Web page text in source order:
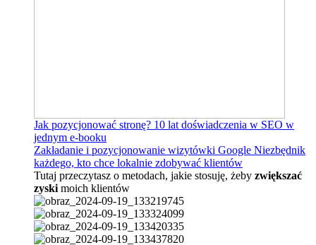
Jak pozycjonować stronę? 10 lat doświadczenia w SEO w
jednym e-booku
Zakładanie i pozycjonowanie wizytówki Google Niezbędnik
każdego, kto chce lokalnie zdobywać klientów
Tutaj przeczytasz o metodach, jakie stosuję, żeby zwiększać
zyski moich klientów